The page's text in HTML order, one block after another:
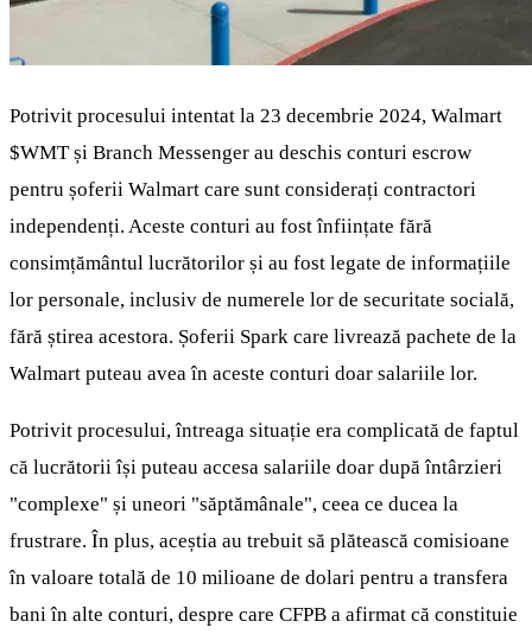
Potrivit procesului intentat la 23 decembrie 2024, Walmart
$WMTși Branch Messenger au deschis conturi escrow
pentru șoferii Walmart care sunt considerați contractori
independenți. Aceste conturi au fost înființate fără
consimțământul lucrătorilor și au fost legate de informațiile
lor personale, inclusiv de numerele lor de securitate socială,
fără știrea acestora. Șoferii Spark care livrează pachete de la
Walmart puteau avea în aceste conturi doar salariile lor.
Potrivit procesului, întreaga situație era complicată de faptul
că lucrătorii își puteau accesa salariile doar după întârzieri
"complexe" și uneori "săptămânale", ceea ce ducea la
frustrare. În plus, aceștia au trebuit să plătească comisioane
în valoare totală de 10 milioane de dolari pentru a transfera
bani în alte conturi, despre care CFPB a afirmat că constituie